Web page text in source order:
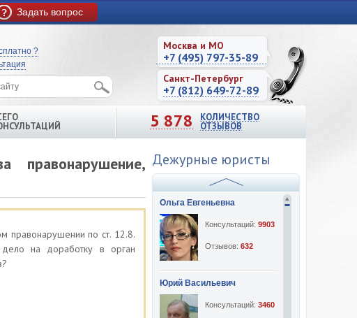
Задать вопрос
Москва и МО
+7 (495) 797-35-89
Санкт-Петербург
+7 (812) 649-72-89
?
5 878 КОЛИЧЕСТВО
ОТЗЫВОВ
правонарушении по ст. 12.8.
на доработку в орган
Дежурные юристы
Ольга Евгеньевна
Консультаций: 9903
Отзывов: 632
Юрий Васильевич
Консультаций: 3460